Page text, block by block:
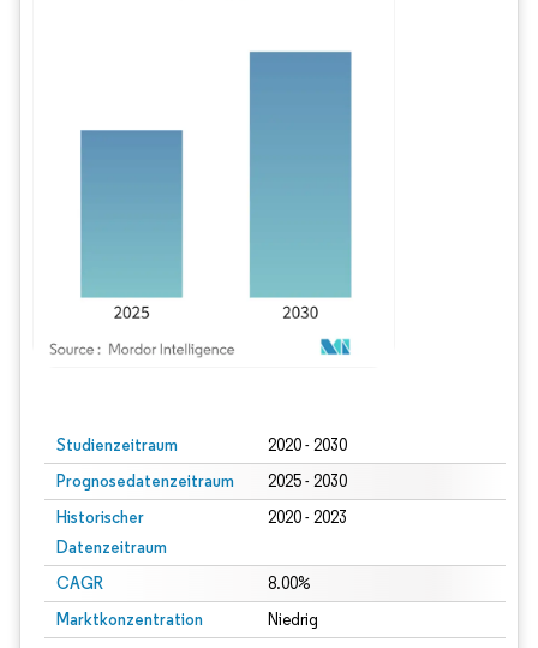
Studienzeitraum 2020 - 2030
Prognosedatenzeitraum 2025 - 2030
Historischer
Datenzeitraum
2020 - 2023
CAGR 8.00%
Marktkonzentration Niedrig